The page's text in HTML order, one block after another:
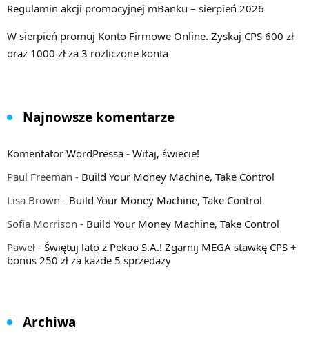
Regulamin akcji promocyjnej mBanku – sierpień 2026
W sierpień promuj Konto Firmowe Online. Zyskaj CPS 600 zł
oraz 1000 zł za 3 rozliczone konta
Najnowsze komentarze
Komentator WordPressa - Witaj, świecie!
Paul Freeman - Build Your Money Machine, Take Control
Lisa Brown - Build Your Money Machine, Take Control
Sofia Morrison - Build Your Money Machine, Take Control
Paweł - Świętuj lato z Pekao S.A.! Zgarnij MEGA stawkę CPS +
bonus 250 zł za każde 5 sprzedaży
Archiwa